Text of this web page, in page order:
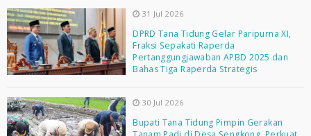
31 Jul 2026
DPRD Tana Tidung Gelar Paripurna XI,
Fraksi Sepakati Raperda
Pertanggungjawaban APBD 2025 dan
Bahas Tiga Raperda Strategis
30 Jul 2026
Bupati Tana Tidung Pimpin Gerakan